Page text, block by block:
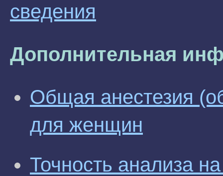
сведения
Дополнительная
Общая анестезия
для женщин
Точность анализа